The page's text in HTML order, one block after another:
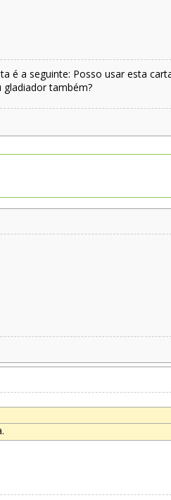
é a seguinte: Posso usar esta
também?